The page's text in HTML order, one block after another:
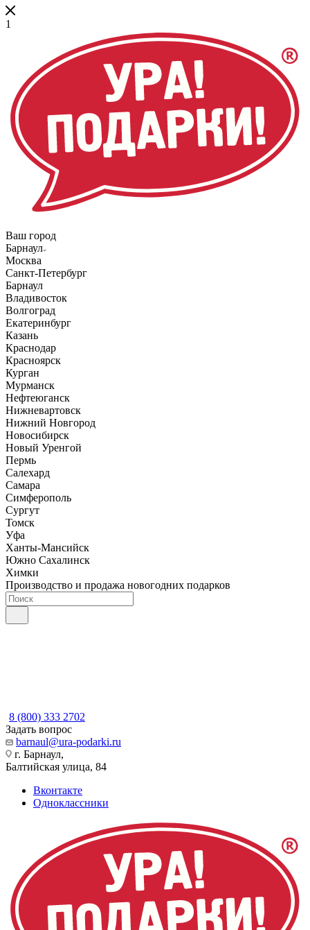
1
Ваш город
Барнаул
Москва
Санкт-Петербург
Барнаул
Владивосток
Волгоград
Екатеринбург
Казань
Краснодар
Красноярск
Курган
Мурманск
Нефтеюганск
Нижневартовск
Нижний Новгород
Новосибирск
Новый Уренгой
Пермь
Салехард
Самара
Симферополь
Сургут
Томск
Уфа
Ханты-Мансийск
Южно Сахалинск
Химки
Производство и продажа новогодних подарков
8 (800) 333 2702
Задать вопрос
barnaul@ura-podarki.ru
г. Барнаул,
Балтийская улица, 84
Вконтакте
Одноклассники